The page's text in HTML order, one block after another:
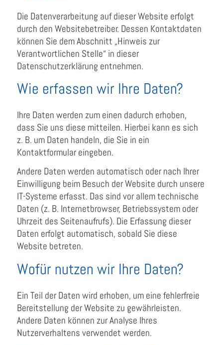
Die Datenverarbeitung auf dieser Website erfolgt
durch den Websitebetreiber. Dessen Kontaktdaten
können Sie dem Abschnitt „Hinweis zur
Verantwortlichen Stelle“ in dieser
Datenschutzerklärung entnehmen.
Wie erfassen wir Ihre Daten?
Ihre Daten werden zum einen dadurch erhoben,
dass Sie uns diese mitteilen. Hierbei kann es sich
z. B. um Daten handeln, die Sie in ein
Kontaktformular eingeben.
Andere Daten werden automatisch oder nach Ihrer
Einwilligung beim Besuch der Website durch unsere
IT-Systeme erfasst. Das sind vor allem technische
Daten (z. B. Internetbrowser, Betriebssystem oder
Uhrzeit des Seitenaufrufs). Die Erfassung dieser
Daten erfolgt automatisch, sobald Sie diese
Website betreten.
Wofür nutzen wir Ihre Daten?
Ein Teil der Daten wird erhoben, um eine fehlerfreie
Bereitstellung der Website zu gewährleisten.
Andere Daten können zur Analyse Ihres
Nutzerverhaltens verwendet werden.